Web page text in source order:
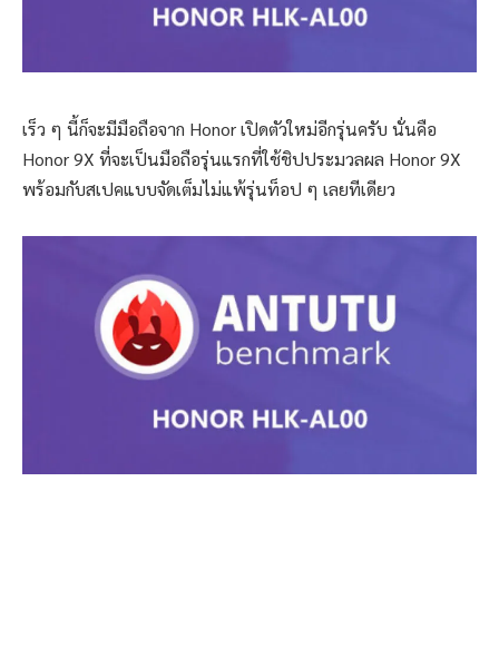
เร็ว ๆ นี้ก็จะมีมือถือจาก Honor เปิดตัวใหม่อีกรุ่นครับ นั่นคือ
Honor 9X ที่จะเป็นมือถือรุ่นแรกที่ใช้ชิปประมวลผล Honor 9X
พร้อมกับสเปคแบบจัดเต็มไม่แพ้รุ่นท็อป ๆ เลยทีเดียว